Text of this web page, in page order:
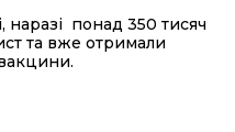
наразі понад 350 тисяч
та вже отримали